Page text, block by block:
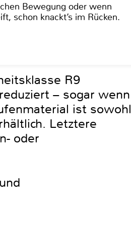
Bewegung oder wenn
schon knackt’s im Rücken.
R9
– sogar wenn
ist sowohl
Letztere
oder
und